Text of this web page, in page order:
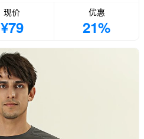
现价
¥79
优惠
21%